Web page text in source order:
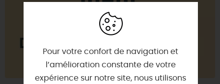
Pour votre confort de navigation et
l’amélioration constante de votre
expérience sur notre site, nous utilisons